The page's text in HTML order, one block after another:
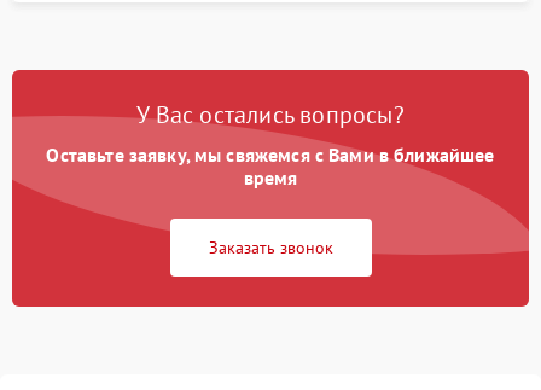
У Вас остались вопросы?
Оставьте заявку, мы свяжемся с Вами в ближайшее
время
Заказать звонок